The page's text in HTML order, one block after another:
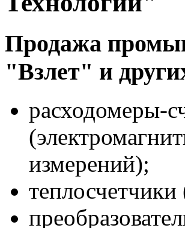
Продажа
"Взлет" и
расходомеры-
измерений);